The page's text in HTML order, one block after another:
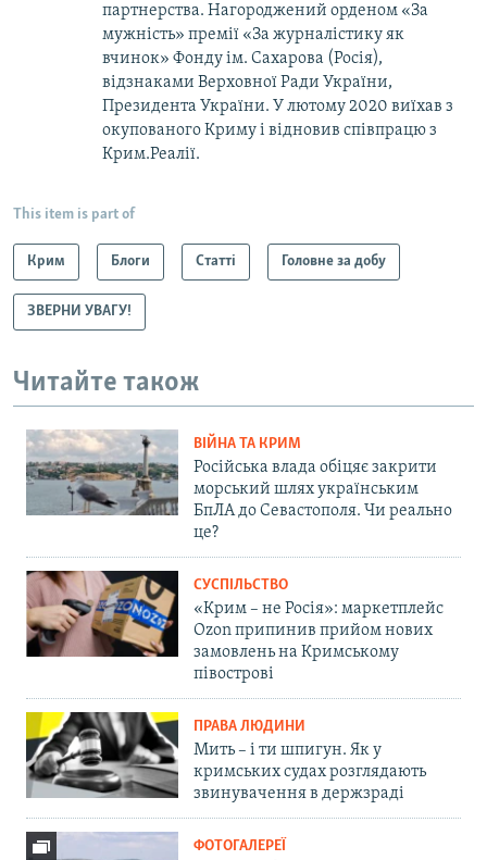
партнерства. Нагороджений орденом «За
мужність» премії «За журналістику як
вчинок» Фонду ім. Сахарова (Росія),
відзнаками Верховної Ради України,
Президента України. У лютому 2020 виїхав з
окупованого Криму і відновив співпрацю з
Крим.Реалії.
This item is part of
Крим Блоги Статті Головне за добу
ЗВЕРНИ УВАГУ!
Читайте також
ВІЙНА ТА КРИМ
Російська влада обіцяє закрити
морський шлях українським
БпЛА до Севастополя. Чи реально
це?
СУСПІЛЬСТВО
«Крим – не Росія»: маркетплейс
Ozon припинив прийом нових
замовлень на Кримському
півострові
ПРАВА ЛЮДИНИ
Мить – і ти шпигун. Як у
кримських судах розглядають
звинувачення в держзраді
ФОТОГАЛЕРЕЇ